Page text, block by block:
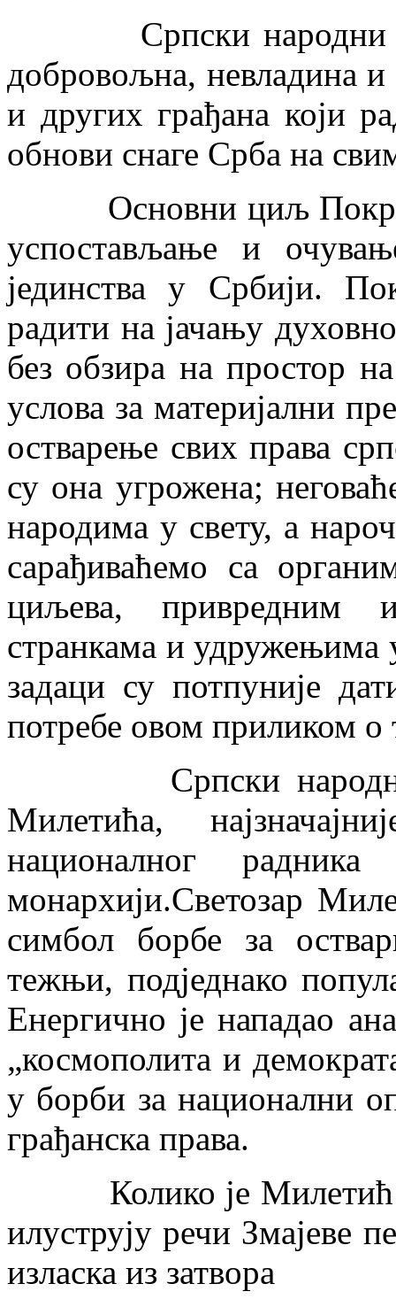
Српски народни
добровољна, невладина и
и других грађана који
обнови снаге Срба на
Основни циљ Покрета
успостављање и
јединства у Србији.
радити на јачању
без обзира на простор
услова за материјални
остварење свих права
су она угрожена;
народима у свету, а
сарађиваћемо са
циљева, привредним
странкама и
задаци су потпуније
потребе овом приликом о
Српски народни
Милетића,
националног
монархији.Светозар
симбол борбе за
тежњи, подједнако
Енергично је нападао
„космополита и
у борби за национални
грађанска права.
Колико је Милетић
илуструју речи Змајеве
изласка из затвора